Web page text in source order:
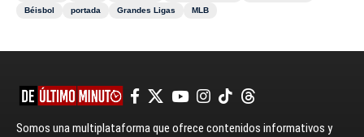
Béisbol
portada Grandes Ligas MLB
Somos una multiplataforma que ofrece contenidos informativos y